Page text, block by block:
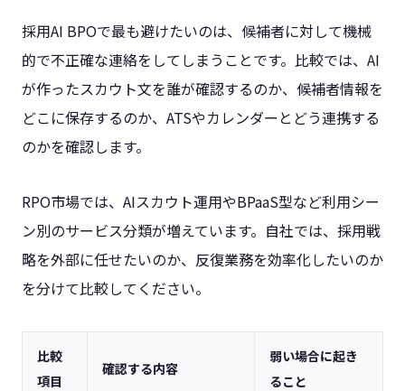
採用AI BPOで最も避けたいのは、候補者に対して機械
的で不正確な連絡をしてしまうことです。比較では、AI
が作ったスカウト文を誰が確認するのか、候補者情報を
どこに保存するのか、ATSやカレンダーとどう連携する
のかを確認します。
RPO市場では、AIスカウト運用やBPaaS型など利用シー
ン別のサービス分類が増えています。自社では、採用戦
略を外部に任せたいのか、反復業務を効率化したいのか
を分けて比較してください。
比較
項目
確認する内容
弱い場合に起き
ること